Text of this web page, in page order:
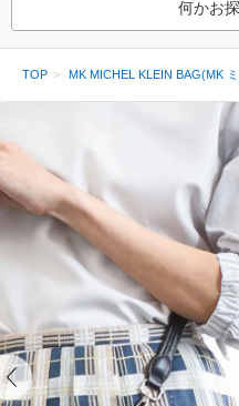
何かお
TOP MK MICHEL KLEIN BAG(MK